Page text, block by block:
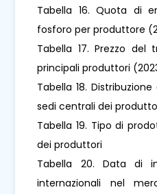
Tabella 16. Quota di
fosforo per produttore
Tabella 17. Prezzo
principali produttori
Tabella 18.
sedi centrali dei
Tabella 19. Tipo di
dei produttori
Tabella 20. Data di
internazionali nel